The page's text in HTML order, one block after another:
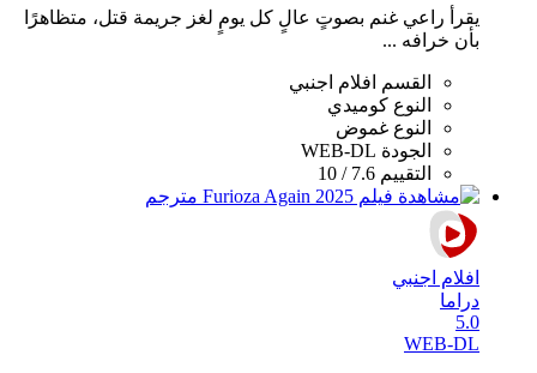
يقرأ راعي غنم بصوتٍ عالٍ كل يومٍ لغز جريمة قتل، متظاهرًا
بأن خرافه ...
القسم
افلام اجنبي
النوع كوميدي
النوع غموض
الجودة WEB-DL
التقييم 7.6 / 10
افلام اجنبي
دراما
5.0
WEB-DL